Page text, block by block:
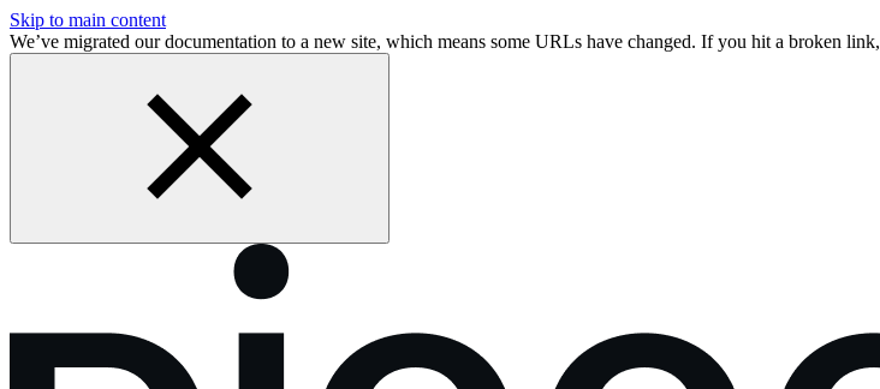
Skip to main content
We’ve migrated our documentation to a new site, which means some URLs have changed. If you hit a broken link,